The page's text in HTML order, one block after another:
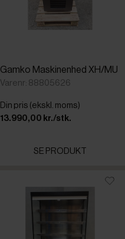
Gamko
Gastro
Gamko Maskinenhed XH/MU
Varenr: 88805626
Din pris (ekskl. moms)
13.990,00 kr./stk.
SE PRODUKT